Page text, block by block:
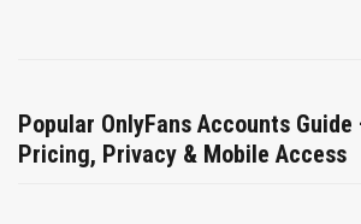
Popular OnlyFans Accounts
Pricing, Privacy & Mobile Access